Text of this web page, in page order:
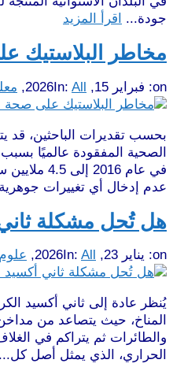
جودة...
اقرأ المزيد
مخاطر البلاستيك
on: فبراير 15, 2026 In: All
,
بحسب تقديرات الباحثين، قد
عدم إدخال أي تغييرات
هل تُحل مشكلة
on: يناير 23, 2026 In: All
,
يُنظر عادة إلى ثاني أكسيد
المناخ، حيث يتصاعد من
والطائرات ثم يتراكم في
الحراري، الذي يمثل أصل كل...